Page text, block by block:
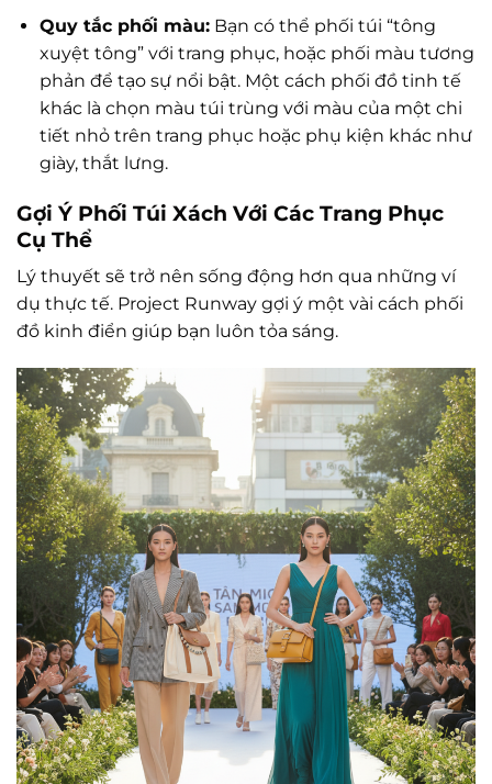
Quy tắc phối màu:Bạn có thể phối túi “tông
xuyệt tông” với trang phục, hoặc phối màu tương
phản để tạo sự nổi bật. Một cách phối đồ tinh tế
khác là chọn màu túi trùng với màu của một chi
tiết nhỏ trên trang phục hoặc phụ kiện khác như
giày, thắt lưng.
Gợi Ý Phối Túi Xách Với Các Trang Phục
Cụ Thể
Lý thuyết sẽ trở nên sống động hơn qua những ví
dụ thực tế. Project Runway gợi ý một vài cách phối
đồ kinh điển giúp bạn luôn tỏa sáng.